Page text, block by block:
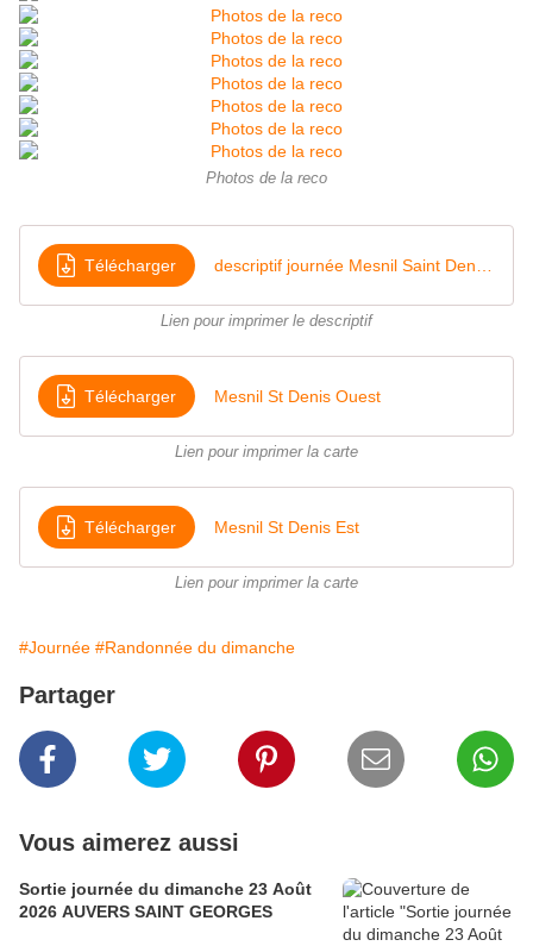
Photos de la reco
Télécharger
Lien pour imprimer le descriptif
Télécharger Mesnil St Denis Ouest
Lien pour imprimer la carte
Télécharger Mesnil St Denis Est
Lien pour imprimer la carte
#Journée #Randonnée du dimanche
Partager
Vous aimerez aussi
Sortie journée du dimanche 23 Août
2026 AUVERS SAINT GEORGES